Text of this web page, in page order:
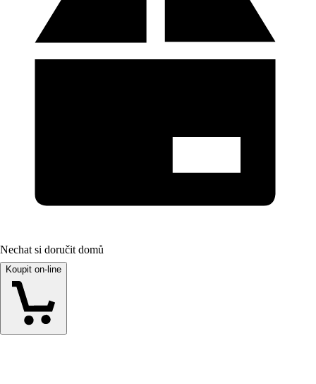
Nechat si doručit domů
Koupit on-line